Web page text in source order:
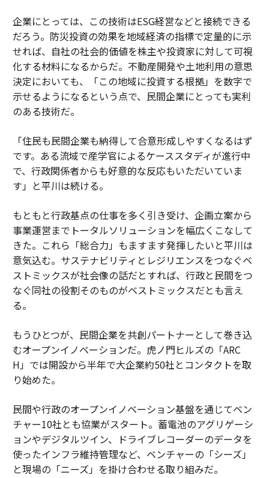
企業にとっては、この技術はESG経営などと接続できる
だろう。防災投資の効果を地域経済の指標で定量的に示
せれば、自社の社会的価値を株主や投資家に対して可視
化する材料になるからだ。不動産開発や土地利用の意思
決定においても、「この地域に投資する根拠」を数字で
示せるようになるという点で、民間企業にとっても実利
のある技術だ。
「住民も民間企業も納得して合意形成しやすくなるはず
です。ある流域で産学官によるケーススタディが進行中
で、行政関係者からも好意的な反応もいただいていま
す」と平川は続ける。
もともと行政基点の仕事を多く引き受け、企画立案から
事業運営までトータルソリューションを幅広くこなして
きた。これら「総合力」もますます発揮したいと平川は
意気込む。サステナビリティとレジリエンスをつなぐベ
ストミックスが社会像の話だとすれば、行政と民間をつ
なぐ同社の役割そのものがベストミックスだとも言え
る。
もうひとつが、民間企業を共創パートナーとして巻き込
むオープンイノベーションだ。虎ノ門ヒルズの「ARC
H」では開設から半年で大企業約50社とコンタクトを取
り始めた。
民間や行政のオープンイノベーション基盤を通じてベン
チャー10社とも協業がスタート。蓄電池のアグリゲーシ
ョンやデジタルツイン、ドライブレコーダーのデータを
使ったインフラ維持管理など、ベンチャーの「シーズ」
と現場の「ニーズ」を掛け合わせる取り組みだ。